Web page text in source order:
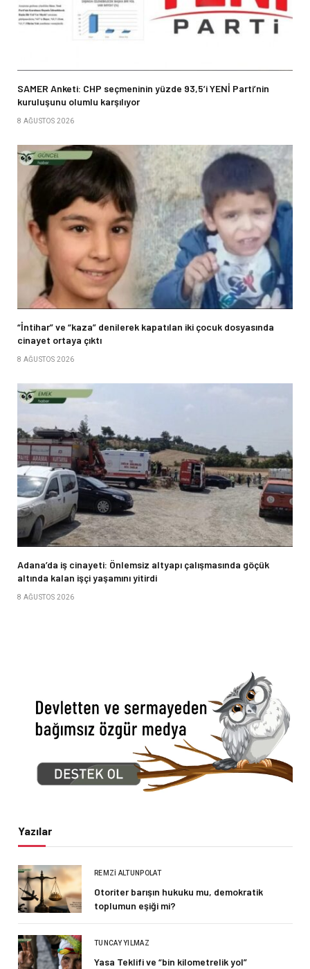
SAMER Anketi: CHP seçmeninin yüzde 93,5’i YENİ Parti’nin
kuruluşunu olumlu karşılıyor
8 AĞUSTOS 2026
“İntihar” ve “kaza” denilerek kapatılan iki çocuk dosyasında
cinayet ortaya çıktı
8 AĞUSTOS 2026
Adana’da iş cinayeti: Önlemsiz altyapı çalışmasında göçük
altında kalan işçi yaşamını yitirdi
8 AĞUSTOS 2026
Yazılar
REMZI ALTUNPOLAT
Otoriter barışın hukuku mu, demokratik
toplumun eşiği mi?
TUNCAY YILMAZ
Yasa Teklifi ve “bin kilometrelik yol”